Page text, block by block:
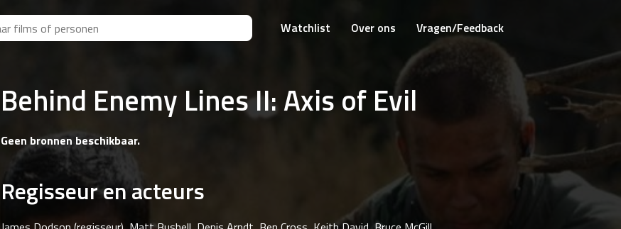
Watchlist Over ons Vragen/Feedback
Behind Enemy Lines II: Axis of Evil
Geen bronnen beschikbaar.
Regisseur en acteurs